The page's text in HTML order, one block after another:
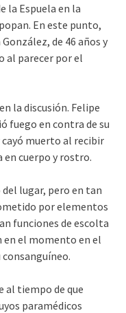
la Espuela en la
En este punto,
de 46 años y
al parecer por el
la discusión. Felipe
fuego en contra de su
cayó muerto al recibir
cuerpo y rostro.
lugar, pero en tan
por elementos
funciones de escolta
en el momento en el
al tiempo de que
paramédicos